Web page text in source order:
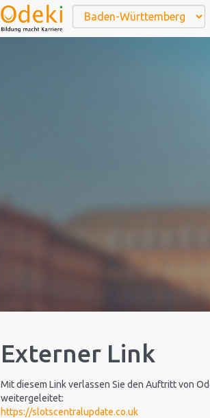
Externer Link
Mit diesem Link verlassen Sie den Auftritt von
weitergeleitet:
https://slotscentralupdate.co.uk